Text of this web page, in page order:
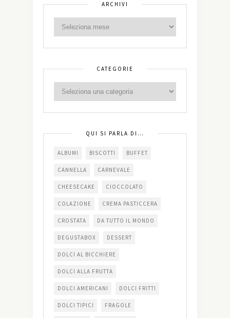
ARCHIVI
CATEGORIE
QUI SI PARLA DI…
ALBUMI BISCOTTI BUFFET
CANNELLA CARNEVALE
CHEESECAKE CIOCCOLATO
COLAZIONE CREMA PASTICCERA
CROSTATA DA TUTTO IL MONDO
DEGUSTABOX DESSERT
DOLCI AL BICCHIERE
DOLCI ALLA FRUTTA
DOLCI AMERICANI DOLCI FRITTI
DOLCI TIPICI FRAGOLE